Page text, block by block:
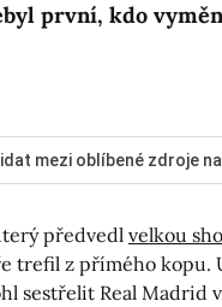
první, kdo
mezi oblíbené zdroje
předvedlvelkou
trefil z přímého kopu.
sestřelit Real Madrid